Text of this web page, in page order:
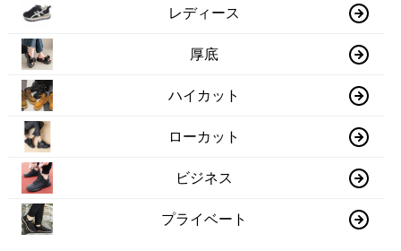
レディース
厚底
ハイカット
ローカット
ビジネス
プライベート